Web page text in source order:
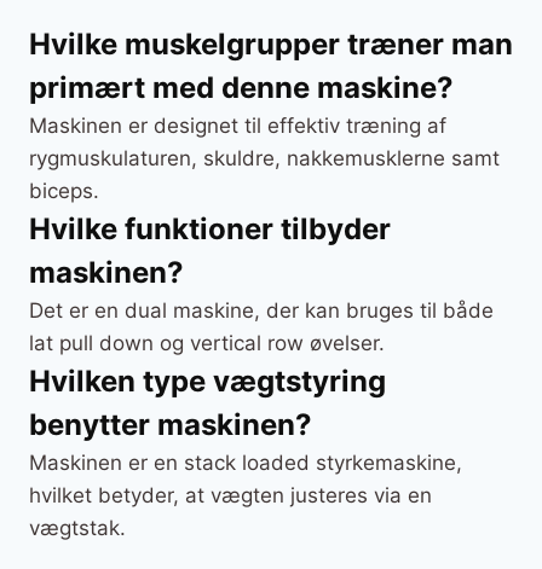
Hvilke muskelgrupper træner man
primært med denne maskine?
Maskinen er designet til effektiv træning af
rygmuskulaturen, skuldre, nakkemusklerne samt
biceps.
Hvilke funktioner tilbyder
maskinen?
Det er en dual maskine, der kan bruges til både
lat pull down og vertical row øvelser.
Hvilken type vægtstyring
benytter maskinen?
Maskinen er en stack loaded styrkemaskine,
hvilket betyder, at vægten justeres via en
vægtstak.